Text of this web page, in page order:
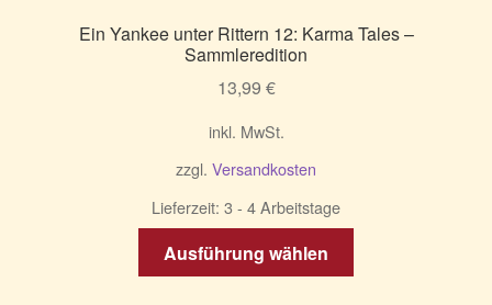
Ein Yankee unter Rittern 12: Karma Tales –
Sammleredition
13,99 €
inkl. MwSt.
zzgl. Versandkosten
Lieferzeit: 3 - 4 Arbeitstage
Ausführung wählen